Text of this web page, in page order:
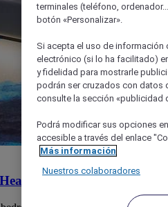
Airport
terminales (teléfono,
botón «Personalizar».
Si acepta el uso de
electrónico (si lo ha facilitado)
y fidelidad para mostrarle
podrán ser cruzados con datos
consulte la sección «publicidad
Podrá modificar sus opciones
accesible a través del enlace
Más información
Nuestros colaboradores